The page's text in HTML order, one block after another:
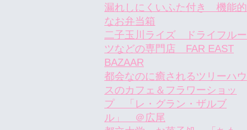
漏れしにくいふた付き 機能的
なお弁当箱
二子玉川ライズ ドライフルー
ツなどの専門店 FAR EAST
BAZAAR
都会なのに癒されるツリーハウ
スのカフェ＆フラワーショッ
プ 「レ・グラン・ザルブ
ル」 ＠広尾